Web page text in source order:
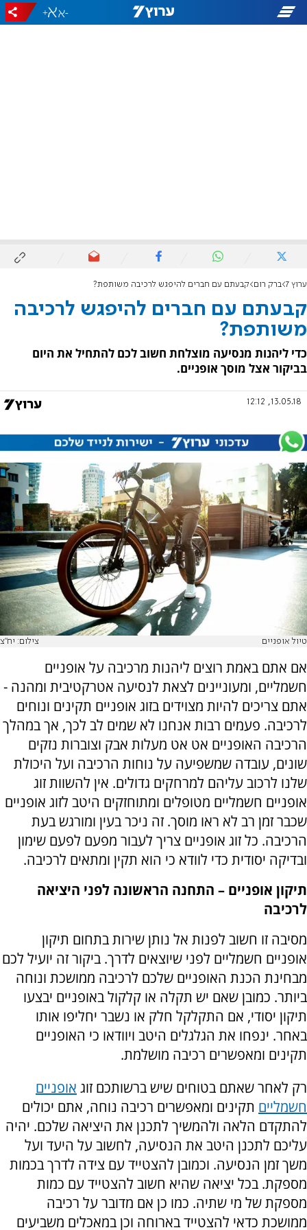
-
+
ערוץ 7 ברק רום קבעתם עם חברים להיפגש לרכיבה משותפת?
קבעתם עם חברים להיפגש לרכיבה
משותפת?
כדי ליהנות מנסיעה מוצלחת חשוב לכם להתחיל את היום
בביקור אצל מוסך אופניים.
13.05.18, 12:12
טיול אופניים צילום: יח"צ
אם אתם באמת רוצים ליהנות מרכיבה על אופניים
חשמליים, ומעוניינים לצאת לנסיעה אטרקטיבית ומהנה -
אתם צריכים להיות מצוידים בזוג אופניים תקינים ונוחים
לרכיבה. פעמים רבות אנחנו לא שמים לב לכך, אך במהלך
הרכיבה האופניים אט אט מעלות אבק וצוברות נזקים
שונים, עובדה שמשפיעה על נוחות הרכיבה ועל היכולת
שלנו לרכוב עליהם למרחקים גדולים. אין להשוות זוג
אופניים חשמליים מטופלים ומתוחזקים היטב לזוג אופניים
שכבר זמן רב לא ראו מוסך. זה ניכר בעין ומורגש בעת
הרכיבה. כל זוג אופניים צריך לעבור מפעם לפעם שימון
ובדיקה יסודית כדי לוודא כי הוא תקין ומתאים לרכיבה.
תיקון אופניים – התחנה הראשונה לפני היציאה
לרכיבה
מסיבה זו חשוב לפנות אל נותן שירות בתחום תיקון
אופניים חשמליים לפני שיוצאים לדרך. ביקור זה יועיל לכם
מבחינת הכנת האופניים שלכם לרכיבה ממושכת ונוחה
ביותר. כמובן שאם יש תקלה או קלקול באופניים יבצעו
תיקון יסודי, אם התקלקל חלק או נשבר יחליפו אותו
באחר. ינפחו את הגלגלים היטב ויוודאו כי האופניים
תקינים ומאפשרים רכיבה מושלמת.
רק לאחר שאתם בטוחים שיש ברשותכם זוג אופניים
חשמליים תקינים ומאפשרים רכיבה נוחה, אתם יכולים
להתקדם הלאה ולהמשיך לתכנן את היציאה שלכם. יהיה
עליכם לתכנן היטב את הנסיעה, לחשוב על היעד ועל
משך זמן הנסיעה. וכמובן להצטייד עם צידה לדרך בכמות
מספקת. בכל יציאה שהיא חשוב להצטייד עם כמות
מספקת של מי שתיה. כמו כן אם מדובר על רכיבה
ממושכת כדאי להצטייד בארוחה וכן במאכלים משביעים